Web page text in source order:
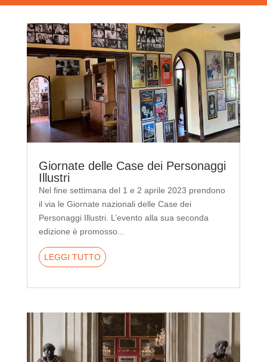
Giornate delle Case dei Personaggi
Illustri
Nel fine settimana del 1 e 2 aprile 2023 prendono
il via le Giornate nazionali delle Case dei
Personaggi Illustri. L’evento alla sua seconda
edizione è promosso...
LEGGI TUTTO